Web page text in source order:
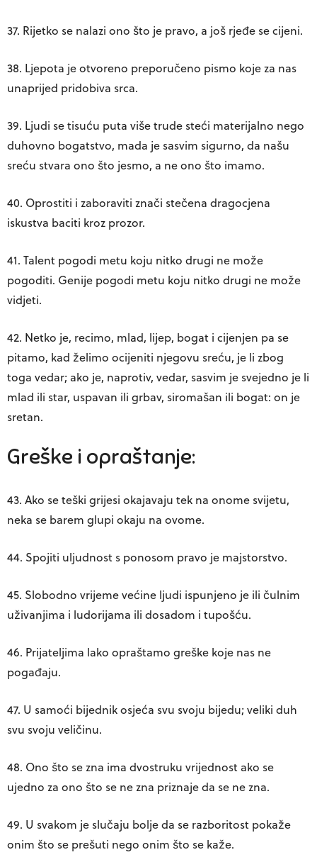
37. Rijetko se nalazi ono što je pravo, a još rjeđe se cijeni.
38. Ljepota je otvoreno preporučeno pismo koje za nas
unaprijed pridobiva srca.
39. Ljudi se tisuću puta više trude steći materijalno nego
duhovno bogatstvo, mada je sasvim sigurno, da našu
sreću stvara ono što jesmo, a ne ono što imamo.
40. Oprostiti i zaboraviti znači stečena dragocjena
iskustva baciti kroz prozor.
41. Talent pogodi metu koju nitko drugi ne može
pogoditi. Genije pogodi metu koju nitko drugi ne može
vidjeti.
42. Netko je, recimo, mlad, lijep, bogat i cijenjen pa se
pitamo, kad želimo ocijeniti njegovu sreću, je li zbog
toga vedar; ako je, naprotiv, vedar, sasvim je svejedno je li
mlad ili star, uspavan ili grbav, siromašan ili bogat: on je
sretan.
Greške i opraštanje:
43. Ako se teški grijesi okajavaju tek na onome svijetu,
neka se barem glupi okaju na ovome.
44. Spojiti uljudnost s ponosom pravo je majstorstvo.
45. Slobodno vrijeme većine ljudi ispunjeno je ili čulnim
uživanjima i ludorijama ili dosadom i tupošću.
46. Prijateljima lako opraštamo greške koje nas ne
pogađaju.
47. U samoći bijednik osjeća svu svoju bijedu; veliki duh
svu svoju veličinu.
48. Ono što se zna ima dvostruku vrijednost ako se
ujedno za ono što se ne zna priznaje da se ne zna.
49. U svakom je slučaju bolje da se razboritost pokaže
onim što se prešuti nego onim što se kaže.